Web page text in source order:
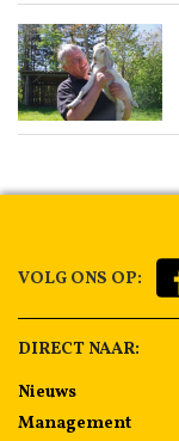
VOLG ONS OP:
DIRECT NAAR:
Nieuws
Management